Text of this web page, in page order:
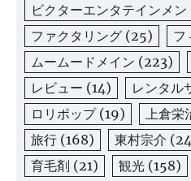
ビクターエンタテインメン
ファクタリング (25) フ
ムームードメイン (223)
レビュー (14) レンタル
ロリポップ(19) 上倉栄
旅行 (168) 東村宗介
育毛剤 (21) 観光 (158)